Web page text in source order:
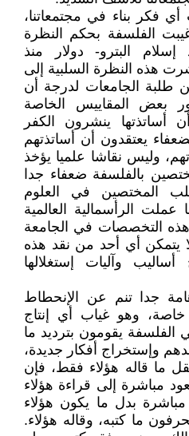
فكر بناء في مجتمعاتنا،
الفلسفة بحكم النظرة
البترو- دولار منذ
وقد أنتشرت هذه النظرة السلبية إلى
طلبة الجامعات لدرجة أن
بعض المقاييس الخاصة
أساتذتها ينشرون الكفر
يعتقدون أن أساتذتهم
وليس نقاشا علميا يؤخذ
بالفلسفة ضعفاء جدا
المختصين في العلوم
عملت الرأسمالية العالمية
التخصصات في الجامعة
يتمكن أي أحد من نقد هذه
أساليب وآليات إستغلالها
جدا تنم عن الإنحطاط
خاصة، وهو غياب أي إنتاج
يقومون بترديد ما
وإستخراج أفكار جديدة،
ما قاله هؤلاء فقط، فإن
مباشرة إلى قراءة هؤلاء
مباشرة بدل ما يكون هؤلاء
ما كتبه، وقاله هؤلاء.